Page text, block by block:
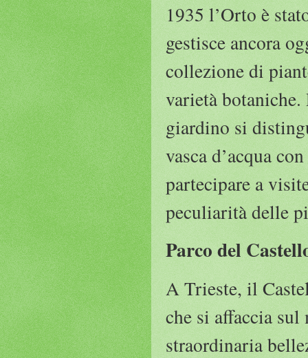
1935 l’Orto è
gestisce ancora
collezione di
varietà
giardino si
vasca d’acqua
partecipare a
peculiarità delle
Parco del
A Trieste, il
che si affaccia
straordinaria